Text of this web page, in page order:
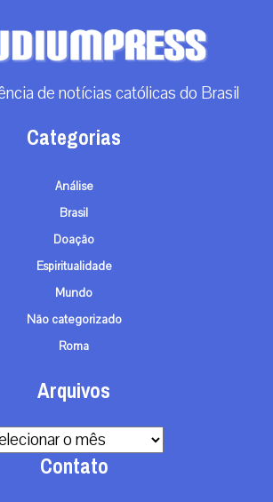
de notícias católicas do Brasil
Categorias
Análise
Brasil
Doação
Espiritualidade
Mundo
Não categorizado
Roma
Arquivos
Contato